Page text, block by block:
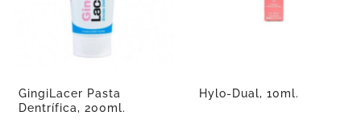
GingiLacer Pasta
Dentrífica, 200ml.
Hylo-Dual, 10ml.